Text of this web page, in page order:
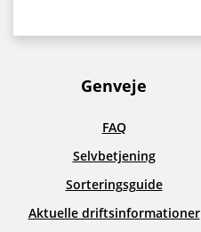
Genveje
FAQ
Selvbetjening
Sorteringsguide
Aktuelle driftsinformationer